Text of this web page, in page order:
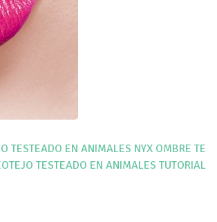
TESTEADO EN ANIMALES NYX OMBRE TE
TESTEADO EN ANIMALES TUTORIAL